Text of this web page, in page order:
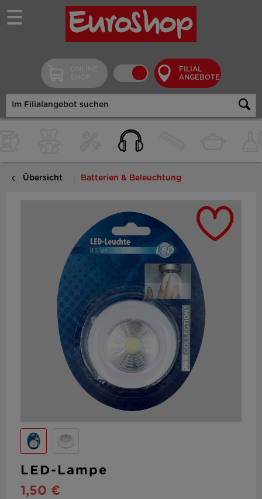
FILIAL
ANGEBOTE
Übersicht Batterien & Beleuchtung
LED-Lampe
1,50 €